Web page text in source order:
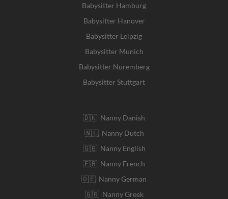
Babysitter Hamburg
Babysitter Hanover
Babysitter Leipzig
Babysitter Munich
Babysitter Nuremberg
Babysitter Stuttgart
🇩🇰 Nanny Danish
🇳🇱 Nanny Dutch
🇬🇧 Nanny English
🇫🇷 Nanny French
🇩🇪 Nanny German
🇬🇷 Nanny Greek